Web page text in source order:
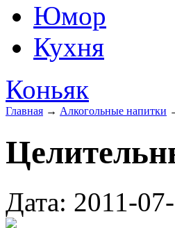
Юмор
Кухня
Коньяк
Главная → Алкогольные напитки
Дата: 2011-